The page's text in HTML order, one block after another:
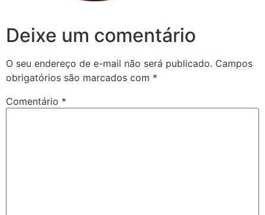
Deixe um comentário
O seu endereço de e-mail não será publicado. Campos
obrigatórios são marcados com *
Comentário *